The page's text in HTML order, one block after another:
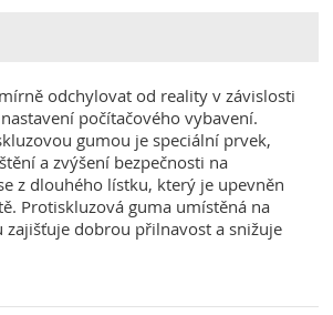
odchylovat od reality v závislosti
počítačového vybavení.
gumou je speciální prvek,
a zvýšení bezpečnosti na
z dlouhého lístku, který je upevněn
Protiskluzová guma umístěná na
dobrou přilnavost a snižuje